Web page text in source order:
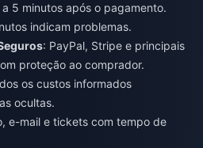
a 5 minutos após o pagamento.
indicam problemas.
: PayPal, Stripe e principais
proteção ao comprador.
os custos informados
ocultas.
e-mail e tickets com tempo de